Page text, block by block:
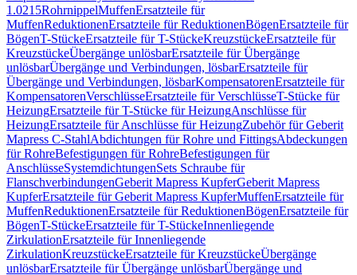
1.0215RohrnippelMuffenErsatzteile für
MuffenReduktionenErsatzteile für ReduktionenBögenErsatzteile für
BögenT-StückeErsatzteile für T-StückeKreuzstückeErsatzteile für
KreuzstückeÜbergänge unlösbarErsatzteile für Übergänge
unlösbarÜbergänge und Verbindungen, lösbarErsatzteile für
Übergänge und Verbindungen, lösbarKompensatorenErsatzteile für
KompensatorenVerschlüsseErsatzteile für VerschlüsseT-Stücke für
HeizungErsatzteile für T-Stücke für HeizungAnschlüsse für
HeizungErsatzteile für Anschlüsse für HeizungZubehör für Geberit
Mapress C-StahlAbdichtungen für Rohre und FittingsAbdeckungen
für RohreBefestigungen für RohreBefestigungen für
AnschlüsseSystemdichtungenSets Schraube für
FlanschverbindungenGeberit Mapress KupferGeberit Mapress
KupferErsatzteile für Geberit Mapress KupferMuffenErsatzteile für
MuffenReduktionenErsatzteile für ReduktionenBögenErsatzteile für
BögenT-StückeErsatzteile für T-StückeInnenliegende
ZirkulationErsatzteile für Innenliegende
ZirkulationKreuzstückeErsatzteile für KreuzstückeÜbergänge
unlösbarErsatzteile für Übergänge unlösbarÜbergänge und